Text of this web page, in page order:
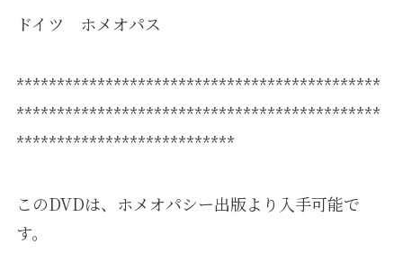
ドイツ ホメオパス
*********************************************
*********************************************
***************************
このDVDは、ホメオパシー出版より入手可能で
す。